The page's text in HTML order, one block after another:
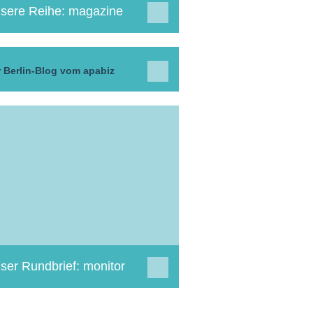
Reihe: magazine
Berlin-Blog vom apabiz
Rundbrief: monitor